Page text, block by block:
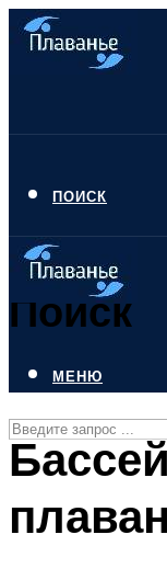
ПОИСК
Поиск
ПЛАВАНЬЕ
МЕНЮ